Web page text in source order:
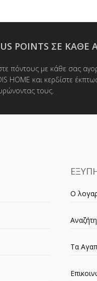
POINTS ΣΕ ΚΑΘΕ
πόντους με κάθε σας
HOME και κερδίστε
τους.
Ο
Τα